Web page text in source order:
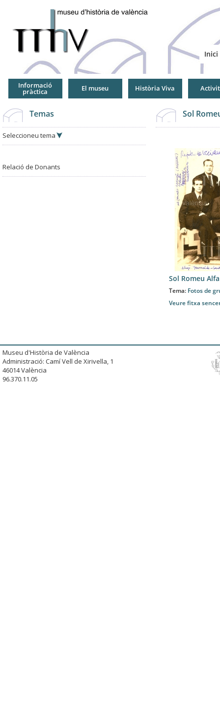
Inici
Informació
pràctica El museu Història Viva
Temas
Seleccioneu tema
Relació de Donants
Sol
Sol Romeu
Tema: Fotos de
Veure fitxa
Museu d'Història de València
Administració: Camí Vell de Xirivella, 1
46014 València
96.370.11.05